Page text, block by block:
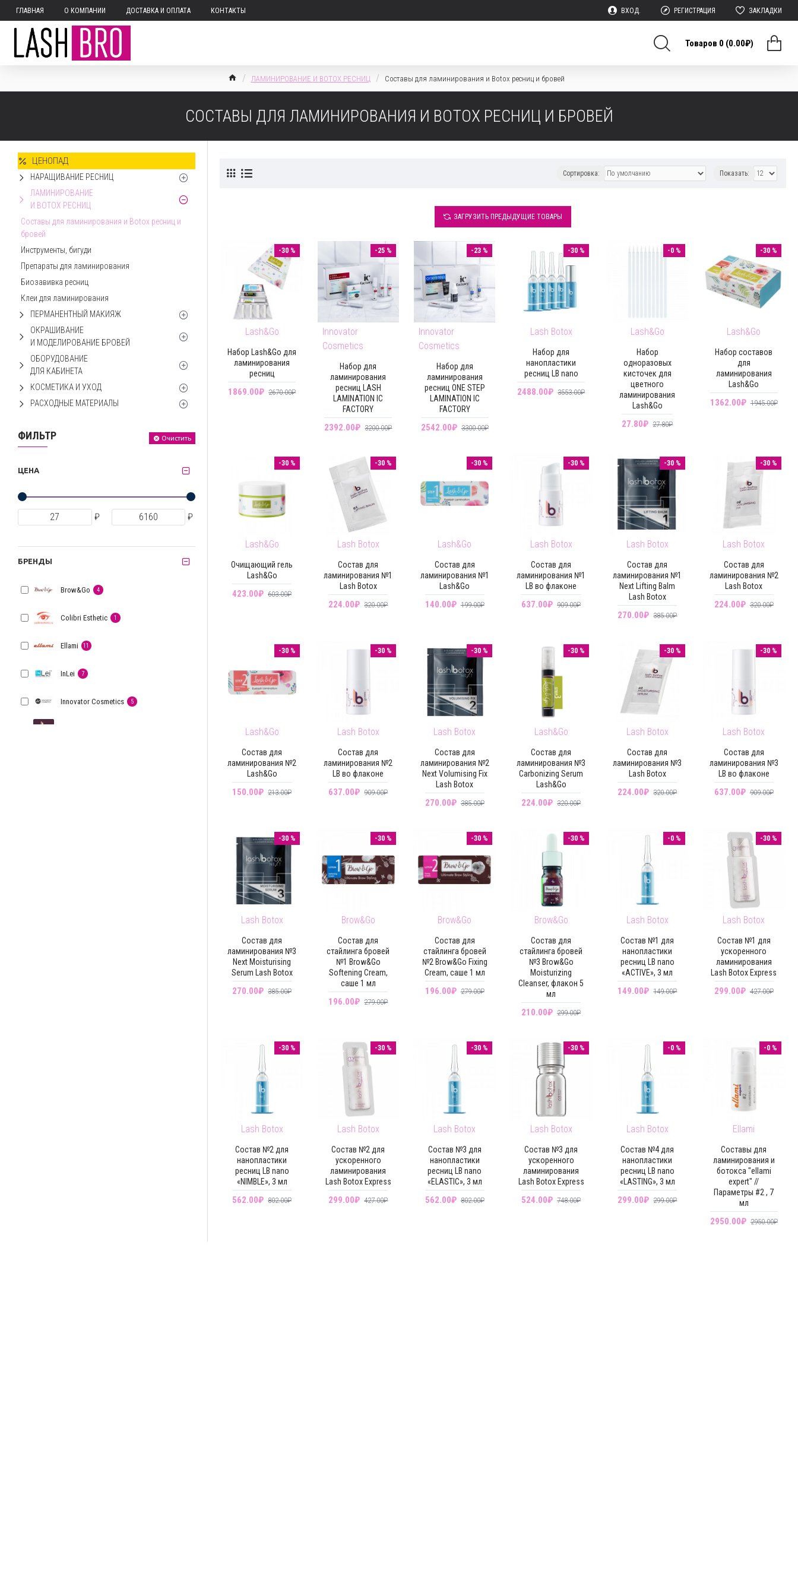
ГЛАВНАЯ О КОМПАНИИ ДОСТАВКА И ОПЛАТА КОНТАКТЫ ВХОД. РЕГИСТРАЦИЯ ЗАКЛАДКИ
Товаров 0 (0.00₽)
ЛАМИНИРОВАНИЕ И BOTOX РЕСНИЦ Составы для ламинирования и Botox ресниц и бровей
СОСТАВЫ ДЛЯ ЛАМИНИРОВАНИЯ И BOTOX РЕСНИЦ И БРОВЕЙ
ЦЕНОПАД
НАРАЩИВАНИЕ РЕСНИЦ
ЛАМИНИРОВАНИЕ
И BOTOX РЕСНИЦ
Составы для ламинирования и Botox ресниц и
бровей
Инструменты, бигуди
Препараты для ламинирования
Биозавивка ресниц
Клеи для ламинирования
ПЕРМАНЕНТНЫЙ МАКИЯЖ
ОКРАШИВАНИЕ
И МОДЕЛИРОВАНИЕ БРОВЕЙ
ОБОРУДОВАНИЕ
ДЛЯ КАБИНЕТА
КОСМЕТИКА И УХОД
РАСХОДНЫЕ МАТЕРИАЛЫ
ФИЛЬТР Очистить
ЦЕНА
₽ ₽
БРЕНДЫ
Brow&Go 4
Colibri Esthetic 1
Ellami 11
InLei 7
Innovator Cosmetics 5
Сортировка: Показать:
ЗАГРУЗИТЬ ПРЕДЫДУЩИЕ ТОВАРЫ
-30 %
Lash&Go
Набор Lash&Go для
ламинирования
ресниц
1869.00₽ 2670.00₽
-25 %
Innovator
Cosmetics
Набор для
ламинирования
ресниц LASH
LAMINATION IC
FACTORY
2392.00₽ 3200.00₽
-23 %
Innovator
Cosmetics
Набор для
ламинирования
ресниц ONE STEP
LAMINATION IC
FACTORY
2542.00₽ 3300.00₽
-30 %
Lash Botox
Набор для
нанопластики
ресниц LB nano
2488.00₽ 3553.00₽
-0 %
Lash&Go
Набор
одноразовых
кисточек для
цветного
ламинирования
Lash&Go
27.80₽ 27.80₽
-30 %
Lash&Go
Набор составов
для
ламинирования
Lash&Go
1362.00₽ 1945.00₽
-30 %
Lash&Go
Очищающий гель
Lash&Go
423.00₽ 603.00₽
-30 %
Lash Botox
Состав для
ламинирования №1
Lash Botox
224.00₽ 320.00₽
-30 %
Lash&Go
Состав для
ламинирования №1
Lash&Go
140.00₽ 199.00₽
-30 %
Lash Botox
Состав для
ламинирования №1
LB во флаконе
637.00₽ 909.00₽
-30 %
Lash Botox
Состав для
ламинирования №1
Next Lifting Balm
Lash Botox
270.00₽ 385.00₽
-30 %
Lash Botox
Состав для
ламинирования №2
Lash Botox
224.00₽ 320.00₽
-30 %
Lash&Go
Состав для
ламинирования №2
Lash&Go
150.00₽ 213.00₽
-30 %
Lash Botox
Состав для
ламинирования №2
LB во флаконе
637.00₽ 909.00₽
-30 %
Lash Botox
Состав для
ламинирования №2
Next Volumising Fix
Lash Botox
270.00₽ 385.00₽
-30 %
Lash&Go
Состав для
ламинирования №3
Carbonizing Serum
Lash&Go
224.00₽ 320.00₽
-30 %
Lash Botox
Состав для
ламинирования №3
Lash Botox
224.00₽ 320.00₽
-30 %
Lash Botox
Состав для
ламинирования №3
LB во флаконе
637.00₽ 909.00₽
-30 %
Lash Botox
Состав для
ламинирования №3
Next Moisturising
Serum Lash Botox
270.00₽ 385.00₽
-30 %
Brow&Go
Состав для
стайлинга бровей
№1 Brow&Go
Softening Cream,
саше 1 мл
196.00₽ 279.00₽
-30 %
Brow&Go
Состав для
стайлинга бровей
№2 Brow&Go Fixing
Cream, саше 1 мл
196.00₽ 279.00₽
-30 %
Brow&Go
Состав для
стайлинга бровей
№3 Brow&Go
Moisturizing
Cleanser, флакон 5
мл
210.00₽ 299.00₽
-0 %
Lash Botox
Состав №1 для
нанопластики
ресниц LB nano
«ACTIVE», 3 мл
149.00₽ 149.00₽
-30 %
Lash Botox
Состав №1 для
ускоренного
ламинирования
Lash Botox Express
299.00₽ 427.00₽
-30 %
Lash Botox
Состав №2 для
нанопластики
ресниц LB nano
«NIMBLE», 3 мл
562.00₽ 802.00₽
-30 %
Lash Botox
Состав №2 для
ускоренного
ламинирования
Lash Botox Express
299.00₽ 427.00₽
-30 %
Lash Botox
Состав №3 для
нанопластики
ресниц LB nano
«ELASTIC», 3 мл
562.00₽ 802.00₽
-30 %
Lash Botox
Состав №3 для
ускоренного
ламинирования
Lash Botox Express
524.00₽ 748.00₽
-0 %
Lash Botox
Состав №4 для
нанопластики
ресниц LB nano
«LASTING», 3 мл
299.00₽ 299.00₽
-0 %
Ellami
Составы для
ламинирования и
ботокса "ellami
expert" //
Параметры #2 , 7
мл
2950.00₽ 2950.00₽